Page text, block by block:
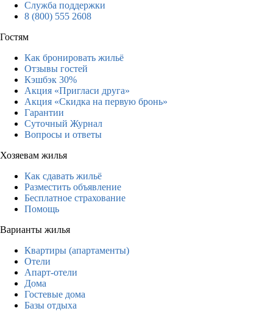
Служба поддержки
8 (800) 555 2608
Гостям
Как бронировать жильё
Отзывы гостей
Кэшбэк 30%
Акция «Пригласи друга»
Акция «Скидка на первую бронь»
Гарантии
Суточный Журнал
Вопросы и ответы
Хозяевам жилья
Как сдавать жильё
Разместить объявление
Бесплатное страхование
Помощь
Варианты жилья
Квартиры (апартаменты)
Отели
Апарт-отели
Дома
Гостевые дома
Базы отдыха